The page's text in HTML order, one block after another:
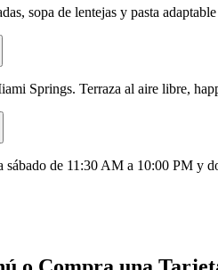
sopa de lentejas y pasta
Springs. Terraza al aire libre,
sábado de 11:30 AM a 10:00 PM